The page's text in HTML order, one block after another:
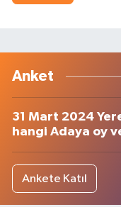
Anket
31 Mart 2024
hangi Adaya oy
Ankete Katıl